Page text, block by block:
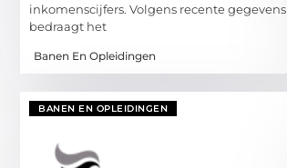
inkomenscijfers. Volgens recente gegevens
bedraagt het
Banen En Opleidingen
BANEN EN OPLEIDINGEN